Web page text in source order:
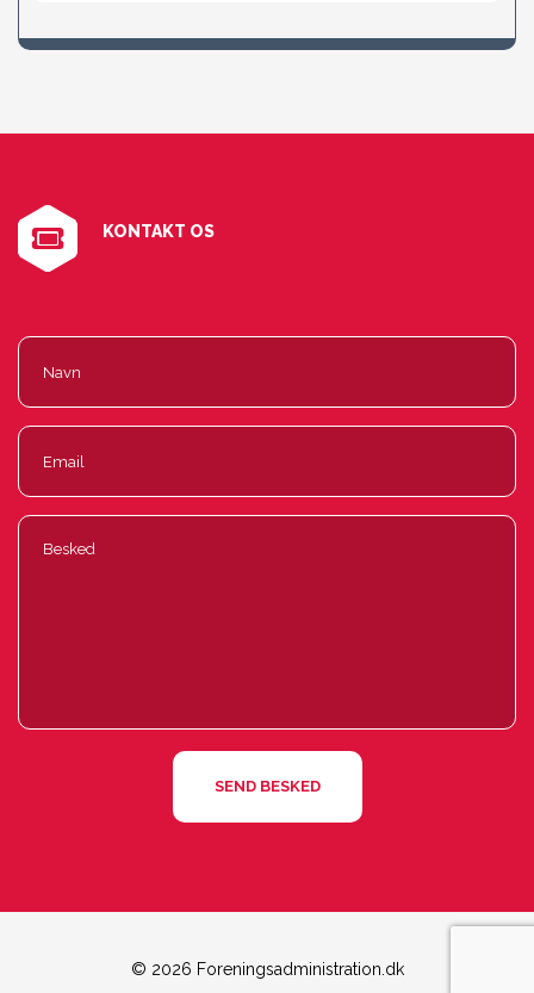
KONTAKT OS
© 2026 Foreningsadministration.dk